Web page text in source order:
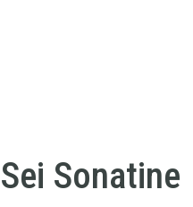
Sei Sonatine